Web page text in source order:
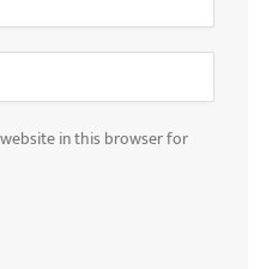
in this browser for